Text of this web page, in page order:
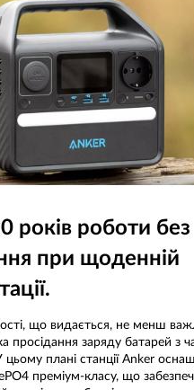
років роботи без
при щоденній
що видається, не менш
просідання заряду батарей з
цьому плані станції Anker
преміум-класу, що